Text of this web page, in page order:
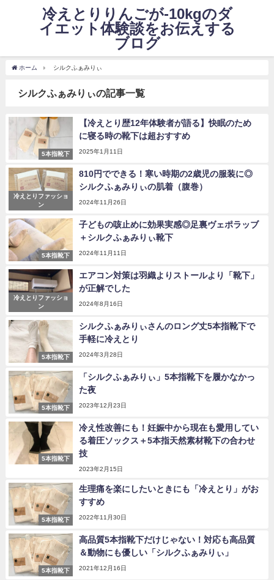
冷えとりりんごが-10kgのダ
イエット体験談をお伝えする
ブログ
ホーム シルクふぁみりぃ
シルクふぁみりぃの記事一覧
5本指靴下
【冷えとり歴12年体験者が語る】快眠のため
に寝る時の靴下は超おすすめ
2025年1月11日
冷えとりファッショ
ン
810円でできる！寒い時期の2歳児の服装に◎
シルクふぁみりぃの肌着（腹巻）
2024年11月26日
5本指靴下
子どもの咳止めに効果実感◎足裏ヴェポラッブ
＋シルクふぁみりぃ靴下
2024年11月11日
冷えとりファッショ
ン
エアコン対策は羽織よりストールより「靴下」
が正解でした
2024年8月16日
5本指靴下
シルクふぁみりぃさんのロング丈5本指靴下で
手軽に冷えとり
2024年3月28日
5本指靴下
「シルクふぁみりぃ」5本指靴下を履かなかっ
た夜
2023年12月23日
5本指靴下
冷え性改善にも！妊娠中から現在も愛用してい
る着圧ソックス＋5本指天然素材靴下の合わせ
技
2023年2月15日
5本指靴下
生理痛を楽にしたいときにも「冷えとり」がお
すすめ
2022年11月30日
5本指靴下
高品質5本指靴下だけじゃない！対応も高品質
＆動物にも優しい「シルクふぁみりぃ」
2021年12月16日